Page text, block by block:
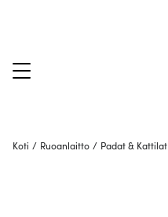
Koti / Ruoanlaitto / Padat & Kattilat